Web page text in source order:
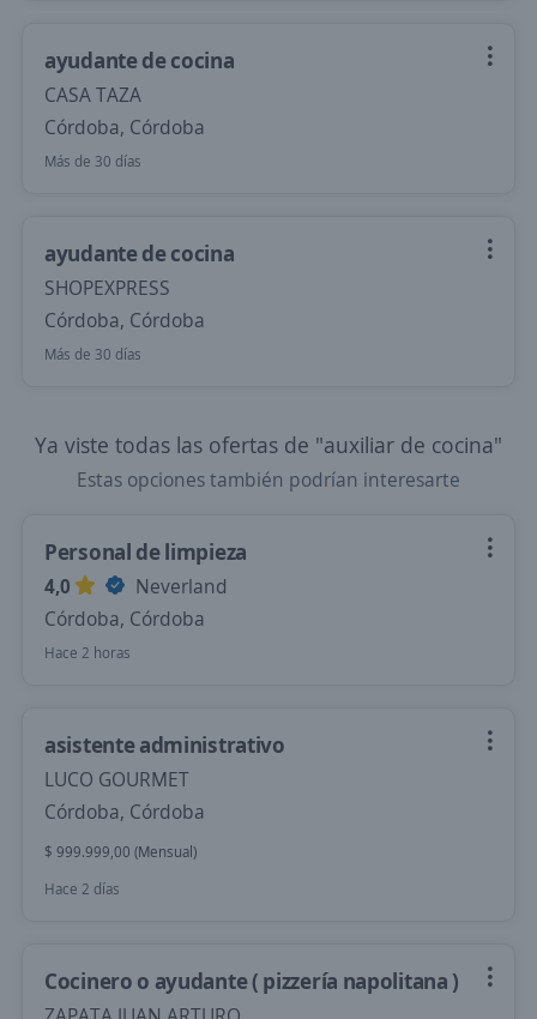
ayudante de cocina
CASA TAZA
Córdoba, Córdoba
Más de 30 días
ayudante de cocina
SHOPEXPRESS
Córdoba, Córdoba
Más de 30 días
Ya viste todas las ofertas de "auxiliar de cocina"
Estas opciones también podrían interesarte
Personal de limpieza
4,0
Neverland
Córdoba, Córdoba
Hace 2 horas
asistente administrativo
LUCO GOURMET
Córdoba, Córdoba
$ 999.999,00 (Mensual)
Hace 2 días
Cocinero o ayudante ( pizzería napolitana )